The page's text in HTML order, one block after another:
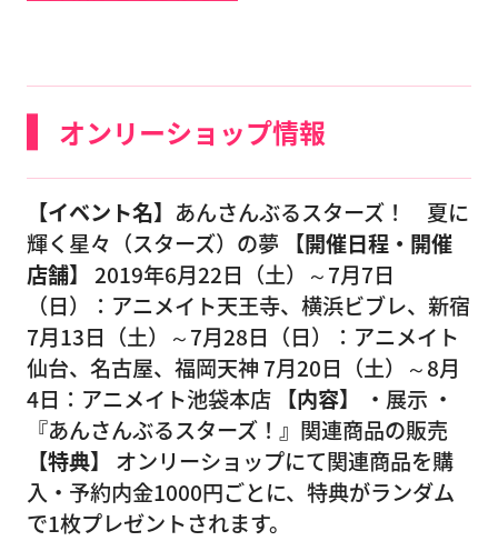
オンリーショップ情報
【イベント名】 あんさんぶるスターズ！ 夏に
輝く星々（スターズ）の夢
【開催日程・開催
店舗】 2019年6月22日（土）～7月7日
（日）：アニメイト天王寺、横浜ビブレ、新宿
7月13日（土）～7月28日（日）：アニメイト
仙台、名古屋、福岡天神 7月20日（土）～8月
4日：アニメイト池袋本店 【内容】
・展示 ・
『あんさんぶるスターズ！』関連商品の販売
【特典】
オンリーショップにて関連商品を購
入・予約内金1000円ごとに、特典がランダム
で1枚プレゼントされます。